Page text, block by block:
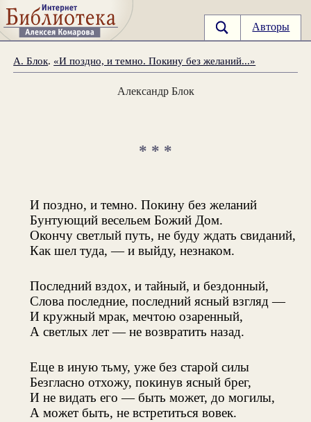
Авторы
А. Блок. «И поздно, и темно. Покину без желаний...»
Александр Блок
* * *
И поздно, и темно. Покину без желаний
Бунтующий весельем Божий Дом.
Окончу светлый путь, не буду ждать свиданий,
Как шел туда, — и выйду, незнаком.
Последний вздох, и тайный, и бездонный,
Слова последние, последний ясный взгляд —
И кружный мрак, мечтою озаренный,
А светлых лет — не возвратить назад.
Еще в иную тьму, уже без старой силы
Безгласно отхожу, покинув ясный брег,
И не видать его — быть может, до могилы,
А может быть, не встретиться вовек.